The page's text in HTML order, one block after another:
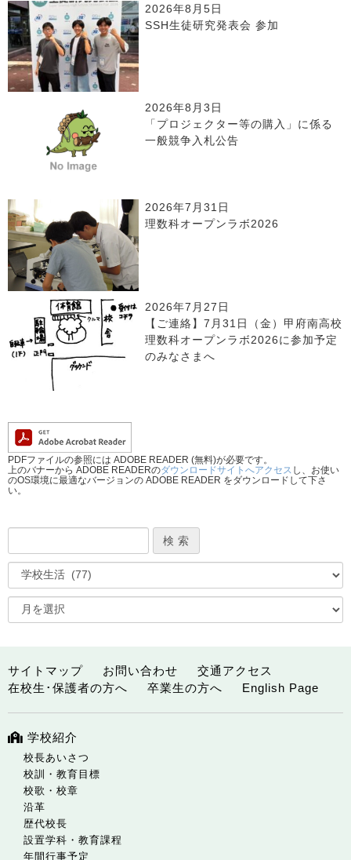
2026年8月5日
SSH生徒研究発表会 参加
2026年8月3日
「プロジェクター等の購入」に係る
一般競争入札公告
2026年7月31日
理数科オープンラボ2026
2026年7月27日
【ご連絡】7月31日（金）甲府南高校
理数科オープンラボ2026に参加予定
のみなさまへ
PDFファイルの参照には ADOBE READER (無料)が必要です。
上のバナーから ADOBE READERのダウンロードサイトへアクセス し、お使い
のOS環境に最適なバージョンの ADOBE READER をダウンロードして下さ
い。
サイトマップ お問い合わせ
交通アクセス
在校生･保護者の方へ
卒業生の方へ English Page
学校紹介
校長あいさつ
校訓・教育目標
校歌・校章
沿革
歴代校長
設置学科・教育課程
年間行事予定